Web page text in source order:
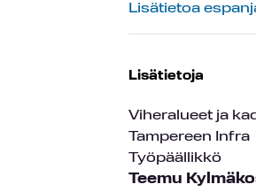
Lisätietoa
Lisätietoja
Viheralueet ja
Tampereen Infra
Työpäällikkö
Teemu